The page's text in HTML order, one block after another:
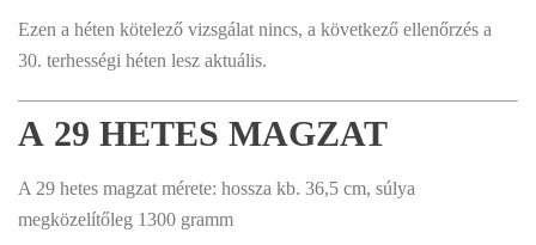
Ezen a héten kötelező vizsgálat nincs, a következő ellenőrzés a
30. terhességi héten lesz aktuális.
A 29 HETES MAGZAT
A 29 hetes magzat mérete: hossza kb. 36,5 cm, súlya
megközelítőleg 1300 gramm